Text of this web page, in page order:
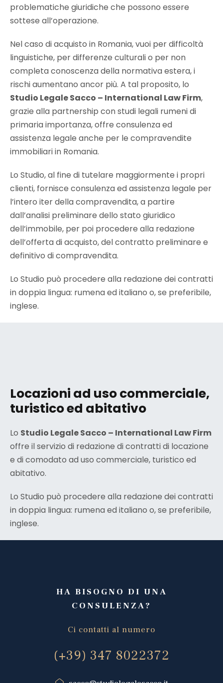
problematiche giuridiche che possono essere
sottese all’operazione.
Nel caso di acquisto in Romania, vuoi per difficoltà
linguistiche, per differenze culturali o per non
completa conoscenza della normativa estera, i
rischi aumentano ancor più. A tal proposito, lo
Studio Legale Sacco – International Law Firm,
grazie alla partnership con studi legali rumeni di
primaria importanza, offre consulenza ed
assistenza legale anche per le compravendite
immobiliari in Romania.
Lo Studio, al fine di tutelare maggiormente i propri
clienti, fornisce consulenza ed assistenza legale per
l’intero iter della compravendita, a partire
dall’analisi preliminare dello stato giuridico
dell’immobile, per poi procedere alla redazione
dell’offerta di acquisto, del contratto preliminare e
definitivo di compravendita.
Lo Studio può procedere alla redazione dei contratti
in doppia lingua: rumena ed italiano o, se preferibile,
inglese.
Locazioni ad uso commerciale,
turistico ed abitativo
Lo Studio Legale Sacco – International Law Firm
offre il servizio di redazione di contratti di locazione
e di comodato ad uso commerciale, turistico ed
abitativo.
Lo Studio può procedere alla redazione dei contratti
in doppia lingua: rumena ed italiano o, se preferibile,
inglese.
HA BISOGNO DI UNA
CONSULENZA?
Ci contatti al numero
(+39) 347 8022372